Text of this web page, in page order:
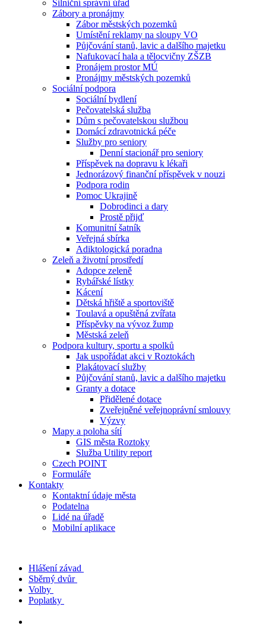
Silniční správní úřad
Zábory a pronájmy
Zábor městských pozemků
Umístění reklamy na sloupy VO
Půjčování stanů, lavic a dalšího majetku
Nafukovací hala a tělocvičny ZŠZB
Pronájem prostor MÚ
Pronájmy městských pozemků
Sociální podpora
Sociální bydlení
Pečovatelská služba
Dům s pečovatelskou službou
Domácí zdravotnická péče
Služby pro seniory
Denní stacionář pro seniory
Příspěvek na dopravu k lékaři
Jednorázový finanční příspěvek v nouzi
Podpora rodin
Pomoc Ukrajině
Dobrodinci a dary
Prostě přijď
Komunitní šatník
Veřejná sbírka
Adiktologická poradna
Zeleň a životní prostředí
Adopce zeleně
Rybářské lístky
Kácení
Dětská hřiště a sportoviště
Toulavá a opuštěná zvířata
Příspěvky na vývoz žump
Městská zeleň
Podpora kultury, sportu a spolků
Jak uspořádat akci v Roztokách
Plakátovací služby
Půjčování stanů, lavic a dalšího majetku
Granty a dotace
Přidělené dotace
Zveřejněné veřejnoprávní smlouvy
Výzvy
Mapy a poloha sítí
GIS města Roztoky
Služba Utility report
Czech POINT
Formuláře
Kontakty
Kontaktní údaje města
Podatelna
Lidé na úřadě
Mobilní aplikace
Hlášení závad
Sběrný dvůr
Volby
Poplatky